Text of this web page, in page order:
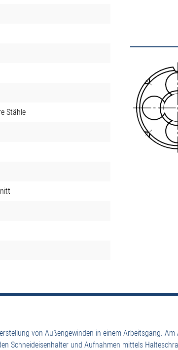
Stähle
von Außengewinden in einem Arbeitsgang.
Schneideisenhalter und Aufnahmen mittels